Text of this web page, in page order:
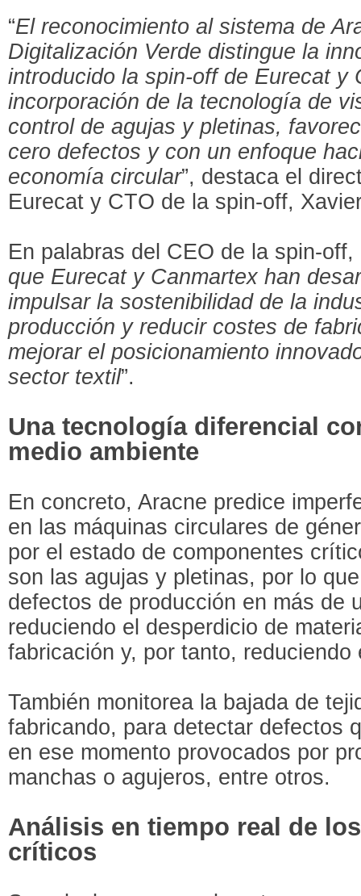
“El reconocimiento al sistema de
Digitalización Verde distingue la
introducido la spin-off de Eurecat y
incorporación de la tecnología de
control de agujas y pletinas,
cero defectos y con un enfoque
economía circular”, destaca el
Eurecat y CTO de la spin-off,
En palabras del CEO de la spin-off,
que Eurecat y Canmartex han
impulsar la sostenibilidad de la
producción y reducir costes de
mejorar el posicionamiento
sector textil”.
Una tecnología diferencial
medio ambiente
En concreto, Aracne predice
en las máquinas circulares de
por el estado de componentes
son las agujas y pletinas, por lo
defectos de producción en más de
reduciendo el desperdicio de
fabricación y, por tanto, reduciendo
También monitorea la bajada de
fabricando, para detectar defectos
en ese momento provocados por
manchas o agujeros, entre otros.
Análisis en tiempo real de
críticos